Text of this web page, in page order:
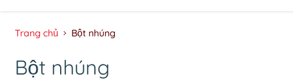
Trang chủ Bột nhúng
Bột nhúng